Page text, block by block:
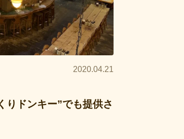
2020.04.21
りドンキー”でも提供さ